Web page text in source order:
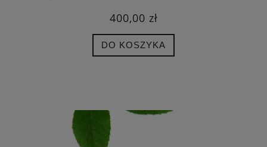
400,00 zł
DO KOSZYKA